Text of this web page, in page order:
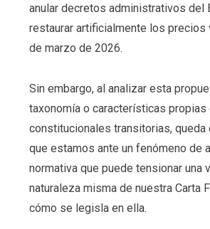
anular decretos administrativos del
restaurar artificialmente los precios
de marzo de 2026.
Sin embargo, al analizar esta
taxonomía o características propias
constitucionales transitorias, queda
que estamos ante un fenómeno de
normativa que puede tensionar una
naturaleza misma de nuestra Carta
cómo se legisla en ella.